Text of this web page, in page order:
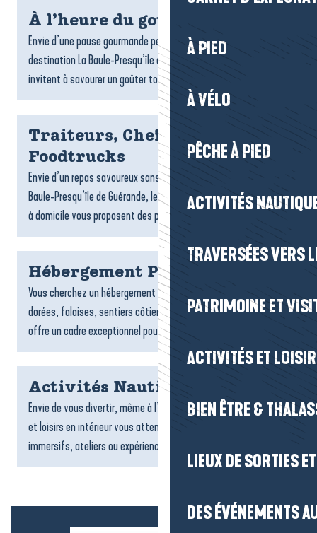
À PIED
À VÉLO
PÊCHE À PIED
ACTIVITÉS
TRAVERSÉES VERS
PATRIMOINE ET
ACTIVITÉS ET
BIEN ÊTRE &
LIEUX DE SORTIES
DES ÉVÉNEMENTS
À l’heure du goûter
Envie d’une pause gourmande pendant votre séjour ? Sur la
destination La Baule-Presqu’île de Guérande, de nombreux lieux
invitent à savourer un goûter tout en douceur : salons...
Traiteurs, Chefs à domicile et
Foodtrucks
Envie d’un repas savoureux sans cuisiner ? Sur la destination La
Baule-Presqu’île de Guérande, les traiteurs, foodtrucks et chefs
à domicile vous proposent des plats gourmands,...
Hébergement Pénestin
Vous cherchez un hébergement à Pénestin ? Entre plages
dorées, falaises, sentiers côtiers et estuaire, la commune
offre un cadre exceptionnel pour un séjour tourné vers la...
Activités Nautiques
Envie de vous divertir, même à l’abri ? De nombreuses activités
et loisirs en intérieur vous attendent : jeux, sports, espaces
immersifs, ateliers ou expériences ludiques....